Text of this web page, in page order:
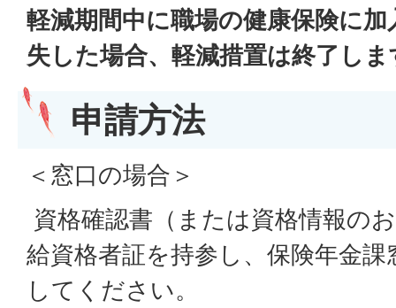
軽減期間中に職場の健康保険に
失した場合、軽減措置は終了しま
申請方法
＜窓口の場合＞
資格確認書（または資格情報の
給資格者証を持参し、保険年金
してください。